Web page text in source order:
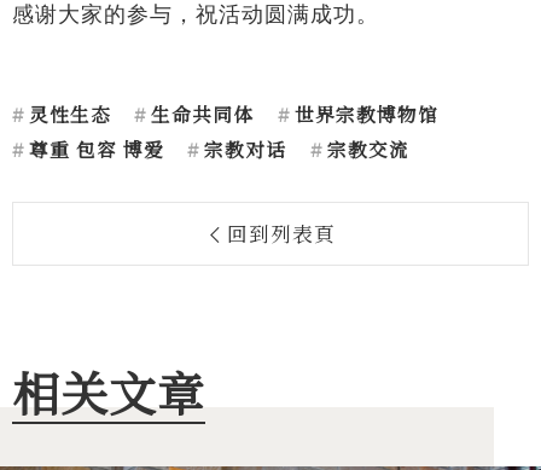
感谢大家的参与，祝活动圆满成功。
灵性生态 生命共同体
世界宗教博物馆
尊重 包容 博爱
宗教对话 宗教交流
回到列表頁
相关文章